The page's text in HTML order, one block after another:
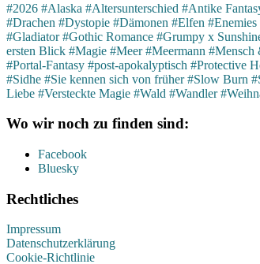
#2026 #Alaska #Altersunterschied #Antike
#Drachen #Dystopie #Dämonen #Elfen
#Gladiator #Gothic Romance #Grumpy x
ersten Blick #Magie #Meer #Meermann #Mensch
#Portal-Fantasy #post-apokalyptisch #Protective
#Sidhe #Sie kennen sich von früher #Slow Burn
Liebe #Versteckte Magie #Wald #Wandler
Wo wir noch zu finden sind:
Facebook
Bluesky
Rechtliches
Impressum
Datenschutzerklärung
Cookie-Richtlinie